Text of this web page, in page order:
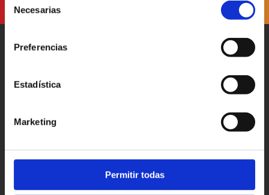
consentimiento
Necesarias
Preferencias
Estadística
Marketing
Permitir todas
T. 964 35 96 00
castellorutadesabor@dipcas.es